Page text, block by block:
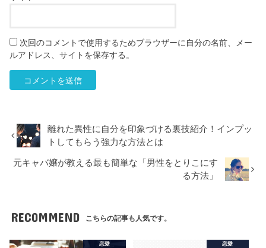
次回のコメントで使用するためブラウザーに自分の名前、メー
ルアドレス、サイトを保存する。
離れた異性に自分を印象づける裏技紹介！インプッ
トしてもらう強力な方法とは
元キャバ嬢が教える最も簡単な「男性をとりこにす
る方法」
RECOMMEND こちらの記事も人気です。
恋愛 恋愛